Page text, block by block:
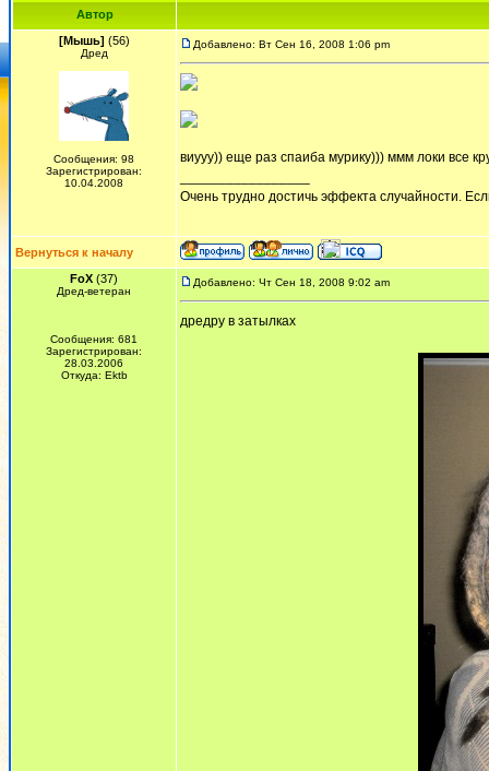
Автор
[Мышь] (56)
Дред
Сообщения: 98
Зарегистрирован:
10.04.2008
Добавлено: Вт Сен 16, 2008 1:06 pm
виууу)) еще раз спаиба мурику))) ммм локи все
Очень трудно достичь эффекта случайности.
Вернуться к началу
FoX (37)
Дред-ветеран
Сообщения: 681
Зарегистрирован:
28.03.2006
Откуда: Ektb
Добавлено: Чт Сен 18, 2008 9:02 am
дредру в затылках